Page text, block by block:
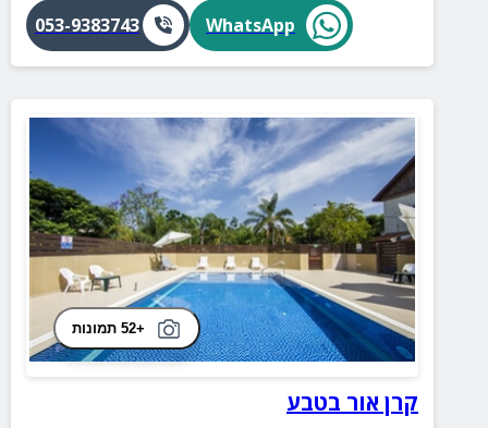
WhatsApp
053-9383743
+52 תמונות
קרן אור בטבע